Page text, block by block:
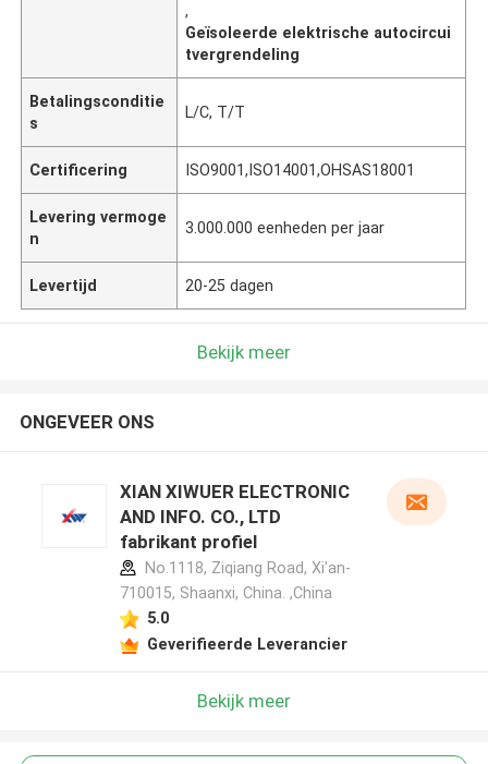
,
Geïsoleerde elektrische autocircui
tvergrendeling
Betalingsconditie
s
L/C, T/T
Certificering ISO9001,ISO14001,OHSAS18001
Levering vermoge
n
3.000.000 eenheden per jaar
Levertijd 20-25 dagen
Bekijk meer
ONGEVEER ONS
XIAN XIWUER ELECTRONIC
AND INFO. CO., LTD
fabrikant profiel
No.1118, Ziqiang Road, Xi'an-
710015, Shaanxi, China. ,China
5.0
Geverifieerde Leverancier
Bekijk meer